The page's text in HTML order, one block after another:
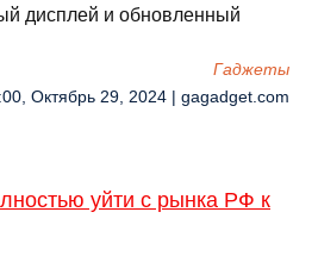
дисплей и обновленный
Гаджеты
Октябрь 29, 2024 | gagadget.com
уйти с рынка РФ к